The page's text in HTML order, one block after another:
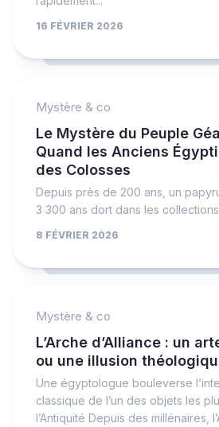
16 FÉVRIER 2026
Mystère & co
Le Mystère du Peuple
Quand les Anciens
des Colosses
Depuis près de 200 ans, un
3 300 ans dort dans les collections
8 FÉVRIER 2026
Mystère & co
L’Arche d’Alliance : un
ou une illusion
Une égyptologue bouleverse
classique de l’un des objets les
l’Antiquité Depuis des millénaires,